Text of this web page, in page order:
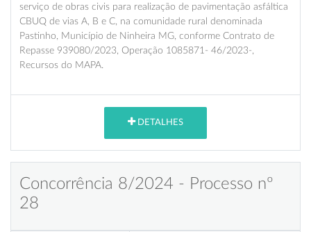
serviço de obras civis para realização de pavimentação asfáltica
CBUQ de vias A, B e C, na comunidade rural denominada
Pastinho, Município de Ninheira MG, conforme Contrato de
Repasse 939080/2023, Operação 1085871- 46/2023-,
Recursos do MAPA.
DETALHES
Concorrência 8/2024 - Processo nº
28